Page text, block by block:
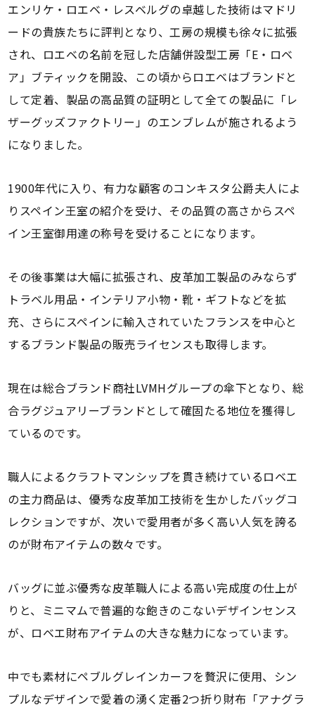
エンリケ・ロエベ・レスベルグの卓越した技術はマドリ
ードの貴族たちに評判となり、工房の規模も徐々に拡張
され、ロエベの名前を冠した店舗併設型工房「E・ロベ
ア」ブティックを開設、この頃からロエベはブランドと
して定着、製品の高品質の証明として全ての製品に「レ
ザーグッズファクトリー」のエンブレムが施されるよう
になりました。
1900年代に入り、有力な顧客のコンキスタ公爵夫人によ
りスペイン王室の紹介を受け、その品質の高さからスペ
イン王室御用達の称号を受けることになります。
その後事業は大幅に拡張され、皮革加工製品のみならず
トラベル用品・インテリア小物・靴・ギフトなどを拡
充、さらにスペインに輸入されていたフランスを中心と
するブランド製品の販売ライセンスも取得します。
現在は総合ブランド商社LVMHグループの傘下となり、総
合ラグジュアリーブランドとして確固たる地位を獲得し
ているのです。
職人によるクラフトマンシップを貫き続けているロベエ
の主力商品は、優秀な皮革加工技術を生かしたバッグコ
レクションですが、次いで愛用者が多く高い人気を誇る
のが財布アイテムの数々です。
バッグに並ぶ優秀な皮革職人による高い完成度の仕上が
りと、ミニマムで普遍的な飽きのこないデザインセンス
が、ロベエ財布アイテムの大きな魅力になっています。
中でも素材にペブルグレインカーフを贅沢に使用、シン
プルなデザインで愛着の湧く定番2つ折り財布「アナグラ